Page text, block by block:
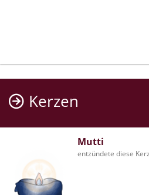
Kerzen
Mutti
entzündete diese